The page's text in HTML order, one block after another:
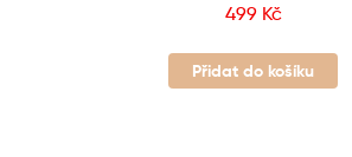
499 Kč
Přidat do košíku